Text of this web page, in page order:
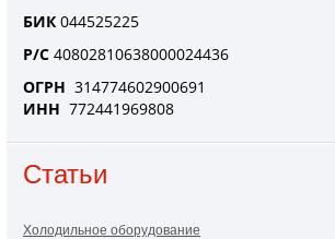
БИК 044525225
Р/С 40802810638000024436
ОГРН 314774602900691
ИНН 772441969808
Статьи
Холодильное оборудование